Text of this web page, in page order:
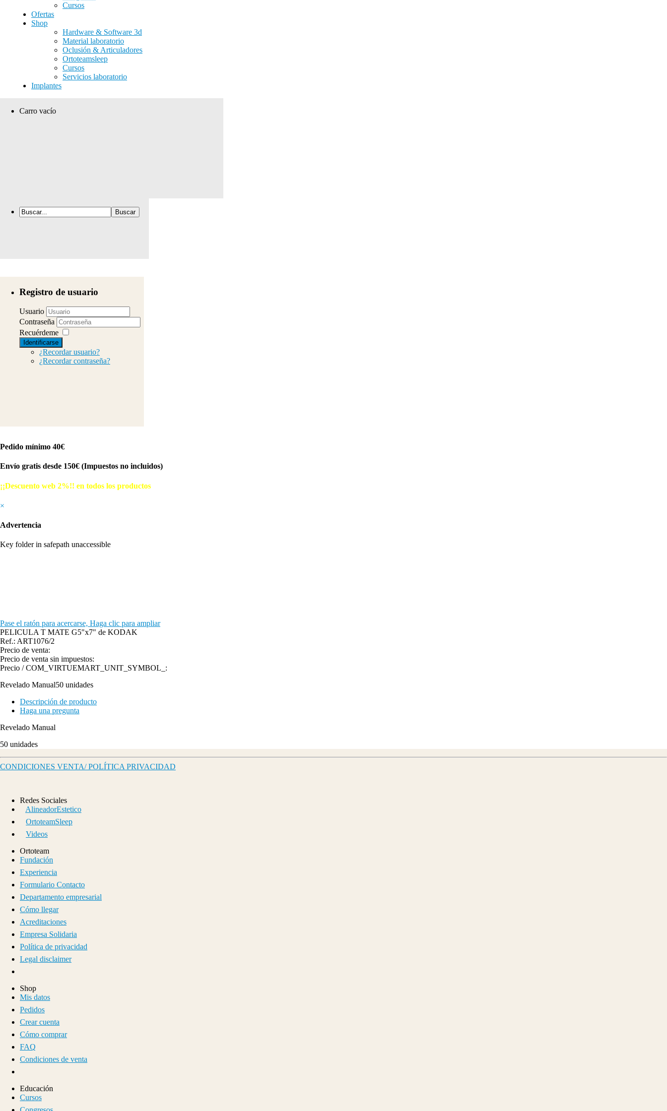
Cursos
Ofertas
Shop
Hardware & Software 3d
Material laboratorio
Oclusión & Articuladores
Ortoteamsleep
Cursos
Servicios laboratorio
Implantes
Carro vacío
Registro de usuario
Usuario
Contraseña
Recuérdeme
Identificarse
¿Recordar usuario?
¿Recordar contraseña?
Pedido mínimo 40€
Envío gratis desde 150€ (Impuestos no incluidos)
¡¡Descuento web 2%!! en todos los productos
© Free
×
Advertencia
Key folder in safepath unaccessible
Pase el ratón para acercarse, Haga clic para ampliar
PELICULA T MATE G5"x7" de KODAK
Ref.: ART1076/2
Precio de venta:
Precio de venta sin impuestos:
Precio / COM_VIRTUEMART_UNIT_SYMBOL_:
Revelado Manual50 unidades
Descripción de producto
Haga una pregunta
Revelado Manual
50 unidades
CONDICIONES VENTA/ POLÍTICA PRIVACIDAD
Redes Sociales
AlineadorEstetico
OrtoteamSleep
Videos
Ortoteam
Fundación
Experiencia
Formulario Contacto
Departamento empresarial
Cómo llegar
Acreditaciones
Empresa Solidaria
Política de privacidad
Legal disclaimer
Shop
Mis datos
Pedidos
Crear cuenta
Cómo comprar
FAQ
Condiciones de venta
Educación
Cursos